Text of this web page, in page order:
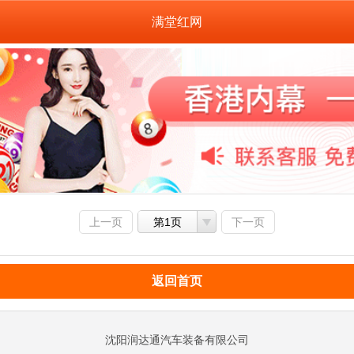
满堂红网
上一页 第1页 下一页
返回首页
沈阳润达通汽车装备有限公司